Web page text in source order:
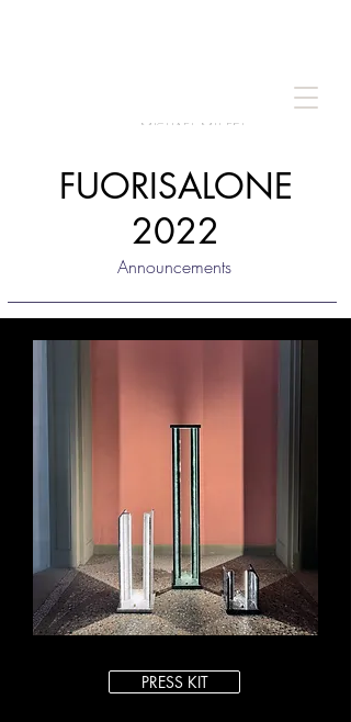
MICHAEL MILESI
FUORISALONE
2022
Announcements
PRESS KIT